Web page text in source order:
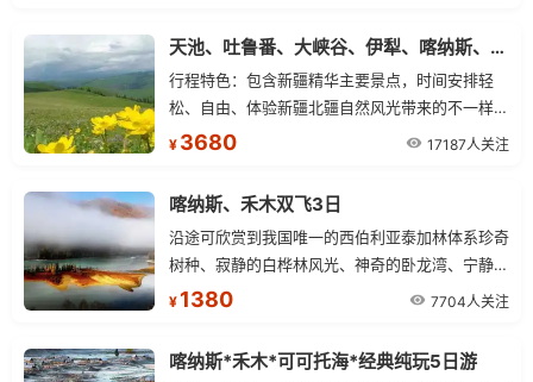
天池、吐鲁番、大峡谷、伊犁、喀纳斯、火车双卧9日游景点行程
行程特色：包含新疆精华主要景点，时间安排轻
松、自由、体验新疆北疆自然风光带来的不一样的
风景！
¥ 3680 17187人关注
喀纳斯、禾木双飞3日
沿途可欣赏到我国唯一的西伯利亚泰加林体系珍奇
树种、寂静的白桦林风光、神奇的卧龙湾、宁静的
月亮湾、多变的神仙湾。
¥ 1380 7704人关注
喀纳斯*禾木*可可托海*经典纯玩5日游